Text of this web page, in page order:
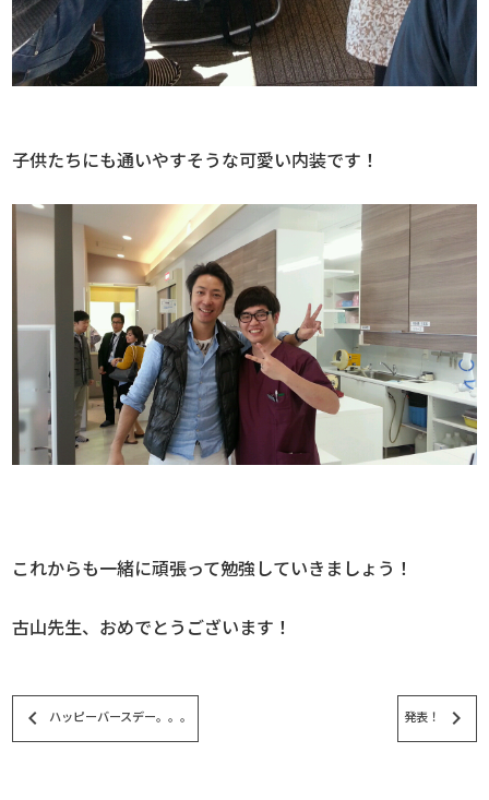
子供たちにも通いやすそうな可愛い内装です！
これからも一緒に頑張って勉強していきましょう！
古山先生、おめでとうございます！
keyboard_arrow_left ハッピーバースデー。。。 発表！ keyboard_arrow_right